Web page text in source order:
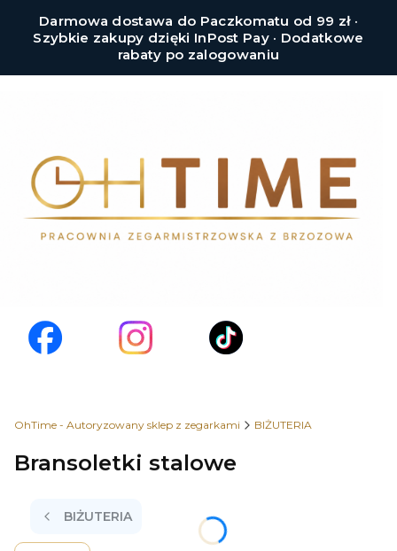
Darmowa dostawa do Paczkomatu od 99 zł ·
Szybkie zakupy dzięki InPost Pay · Dodatkowe
rabaty po zalogowaniu
OhTime - Autoryzowany sklep z zegarkami BIŻUTERIA
Bransoletki stalowe
BIŻUTERIA